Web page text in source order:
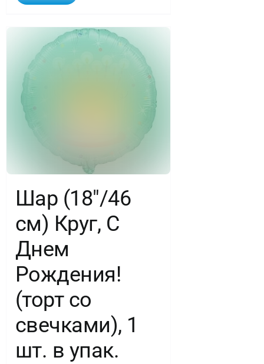
Шар (18″/46
см) Круг, С
Днем
Рождения!
(торт со
свечками), 1
шт. в упак.